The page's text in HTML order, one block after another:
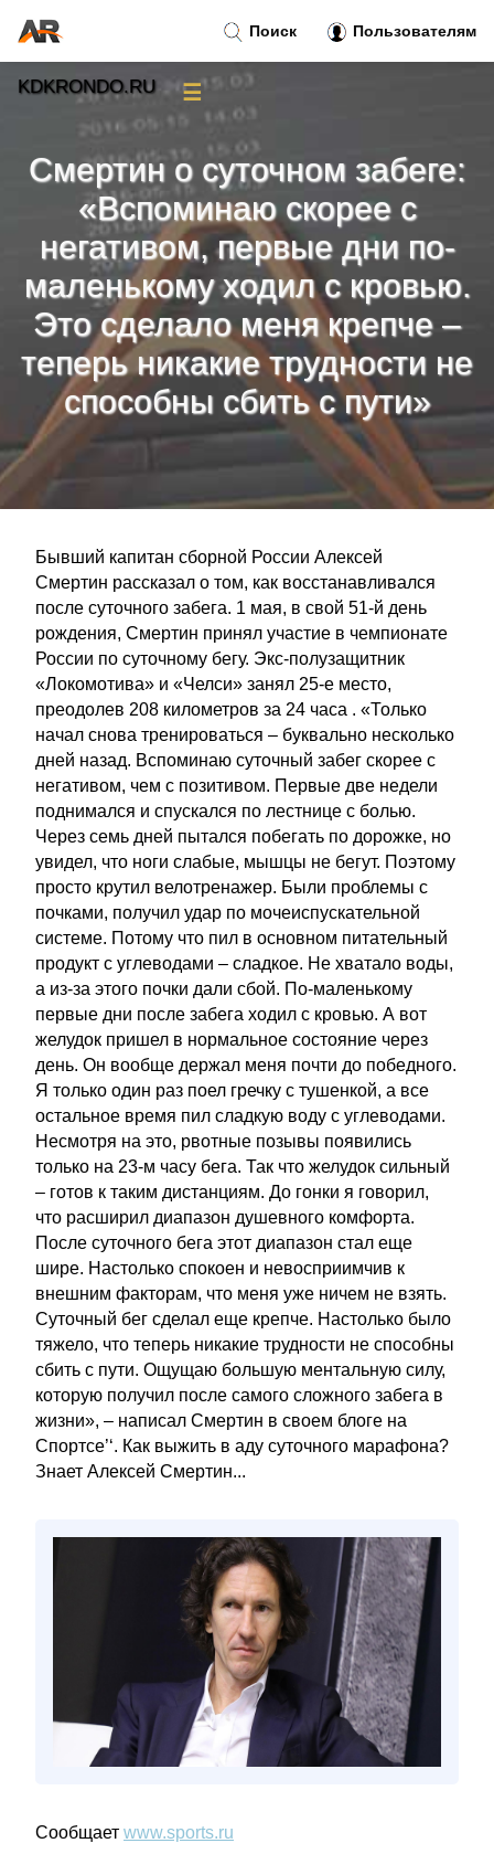
Смертин о суточном забеге:
«Вспоминаю скорее с
негативом, первые дни по-
маленькому ходил с кровью.
Это сделало меня крепче –
теперь никакие трудности не
способны сбить с пути»
Бывший капитан сборной России Алексей
Смертин рассказал о том, как восстанавливался
после суточного забега. 1 мая, в свой 51-й день
рождения, Смертин принял участие в чемпионате
России по суточному бегу. Экс-полузащитник
«Локомотива» и «Челси» занял 25-е место,
преодолев 208 километров за 24 часа . «Только
начал снова тренироваться – буквально несколько
дней назад. Вспоминаю суточный забег скорее с
негативом, чем с позитивом. Первые две недели
поднимался и спускался по лестнице с болью.
Через семь дней пытался побегать по дорожке, но
увидел, что ноги слабые, мышцы не бегут. Поэтому
просто крутил велотренажер. Были проблемы с
почками, получил удар по мочеиспускательной
системе. Потому что пил в основном питательный
продукт с углеводами – сладкое. Не хватало воды,
а из-за этого почки дали сбой. По-маленькому
первые дни после забега ходил с кровью. А вот
желудок пришел в нормальное состояние через
день. Он вообще держал меня почти до победного.
Я только один раз поел гречку с тушенкой, а все
остальное время пил сладкую воду с углеводами.
Несмотря на это, рвотные позывы появились
только на 23-м часу бега. Так что желудок сильный
– готов к таким дистанциям. До гонки я говорил,
что расширил диапазон душевного комфорта.
После суточного бега этот диапазон стал еще
шире. Настолько спокоен и невосприимчив к
внешним факторам, что меня уже ничем не взять.
Суточный бег сделал еще крепче. Настолько было
тяжело, что теперь никакие трудности не способны
сбить с пути. Ощущаю большую ментальную силу,
которую получил после самого сложного забега в
жизни», – написал Смертин в своем блоге на
Спортсе’‘. Как выжить в аду суточного марафона?
Знает Алексей Смертин...
Сообщает www.sports.ru
Поиск Пользователям
KDKRONDO.RU ☰
Новости »
Тренды новостей»
Рубрики»
Правила»
Контакт»